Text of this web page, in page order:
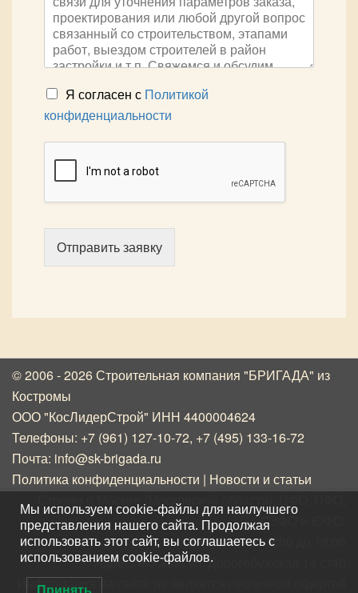
Я согласен с Политикой
конфиденциальности
Отправить заявку
© 2006 - 2026 Строительная компания "БРИГАДА" из
Костромы
ООО "КосЛидерСтрой" ИНН 4400004624
Телефоны: +7 (961) 127-10-72, +7 (495) 133-16-72
Почта: info@sk-brigada.ru
Политика конфиденциальности | Новости и статьи
Строим в Москве (Московской области), ЦФО, ПФО,
СЗФО и ЮФО.
Ежедневно с 8:00 до 19:00
Адрес: Москва, ул. Дорогобужская 14 ст40
Информация на сайте не является публичной офертой
Мы используем cookie-файлы для наилучшего
представления нашего сайта. Продолжая
использовать этот сайт, вы соглашаетесь с
использованием cookie-файлов.
Принять